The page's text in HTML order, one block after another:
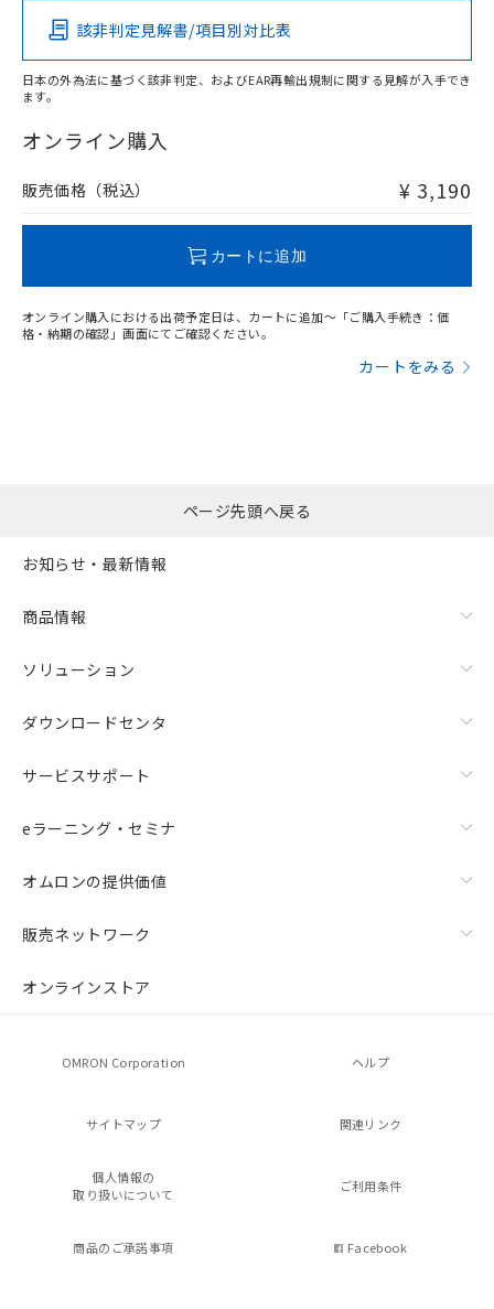
O
在庫等で未対応品が混在する可能性があります。
問い合わせください。
該非判定見解書/項目別対比表
日本の外為法に基づく該非判定、およびEAR再輸出規制に関する見解が入手でき
ます。
オンライン購入
販売価格（税込） ¥ 3,190
カートに追加
オンライン購入における出荷予定日は、カートに追加～「ご購入手続き：価
格・納期の確認」画面にてご確認ください。
カートをみる
ページ先頭へ戻る
お知らせ・最新情報
商品情報
ソリューション
ダウンロードセンタ
サービスサポート
eラーニング・セミナ
オムロンの提供価値
販売ネットワーク
オンラインストア
OMRON Corporation ヘルプ
サイトマップ 関連リンク
個人情報の
取り扱いについて
ご利用条件
商品のご承諾事項 Facebook